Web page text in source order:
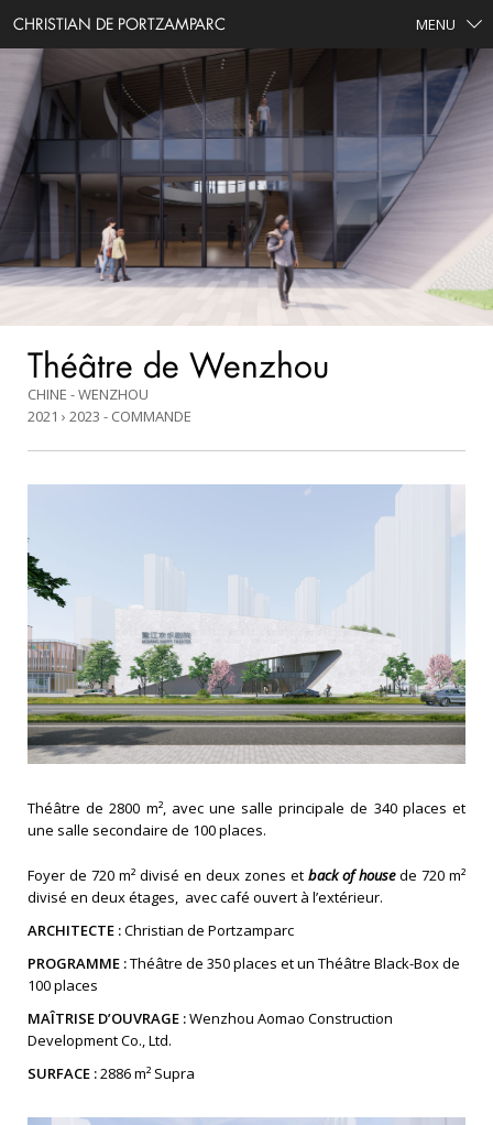
CHRISTIAN DE PORTZAMPARC MENU
Théâtre de Wenzhou
CHINE - WENZHOU
2021 › 2023
COMMANDE
Théâtre de 2800 m², avec une salle principale de 340 places et
une salle secondaire de 100 places.
Foyer de 720 m² divisé en deux zones et back of housede 720 m²
divisé en deux étages, avec café ouvert à l’extérieur.
ARCHITECTE :Christian de Portzamparc
PROGRAMME :Théâtre de 350 places et un Théâtre Black-Box de
100 places
MAÎTRISE D’OUVRAGE :Wenzhou Aomao Construction
Development Co., Ltd.
SURFACE :2886 m² Supra